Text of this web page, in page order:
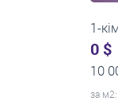
1-
0 $
11
за м2